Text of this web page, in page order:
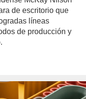
de escritorio que
líneas
de producción y
author/redaccion/